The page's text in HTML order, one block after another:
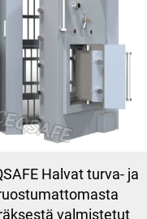
Halvat turva- ja
valmistetut